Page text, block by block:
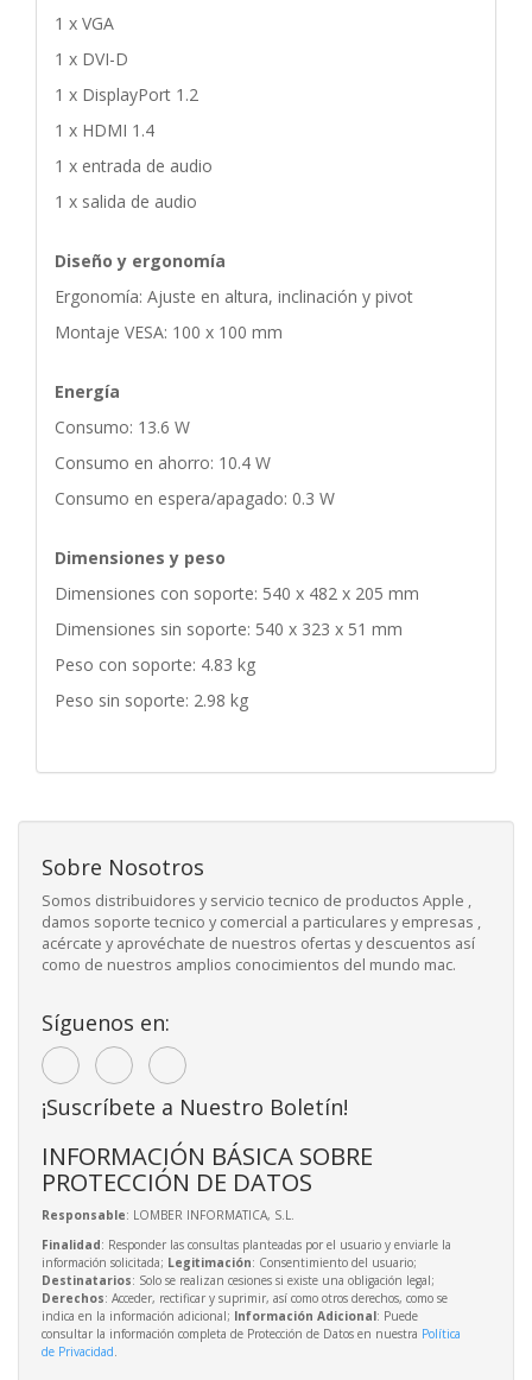
1 x VGA
1 x DVI-D
1 x DisplayPort 1.2
1 x HDMI 1.4
1 x entrada de audio
1 x salida de audio
Diseño y ergonomía
Ergonomía: Ajuste en altura, inclinación y pivot
Montaje VESA: 100 x 100 mm
Energía
Consumo: 13.6 W
Consumo en ahorro: 10.4 W
Consumo en espera/apagado: 0.3 W
Dimensiones y peso
Dimensiones con soporte: 540 x 482 x 205 mm
Dimensiones sin soporte: 540 x 323 x 51 mm
Peso con soporte: 4.83 kg
Peso sin soporte: 2.98 kg
Sobre Nosotros
Somos distribuidores y servicio tecnico de productos Apple ,
damos soporte tecnico y comercial a particulares y empresas ,
acércate y aprovéchate de nuestros ofertas y descuentos así
como de nuestros amplios conocimientos del mundo mac.
Síguenos en:
¡Suscríbete a Nuestro Boletín!
INFORMACIÓN BÁSICA SOBRE
PROTECCIÓN DE DATOS
Responsable: LOMBER INFORMATICA, S.L.
Finalidad: Responder las consultas planteadas por el usuario y enviarle la
información solicitada; Legitimación: Consentimiento del usuario;
Destinatarios: Solo se realizan cesiones si existe una obligación legal;
Derechos: Acceder, rectificar y suprimir, así como otros derechos, como se
indica en la información adicional; Información Adicional: Puede
consultar la información completa de Protección de Datos en nuestra Política
de Privacidad